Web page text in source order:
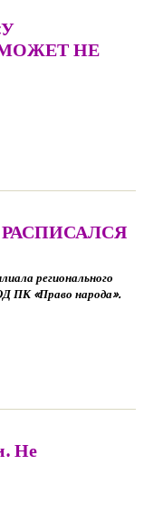
НЕ
регионального
ПК «Право народа».
Не